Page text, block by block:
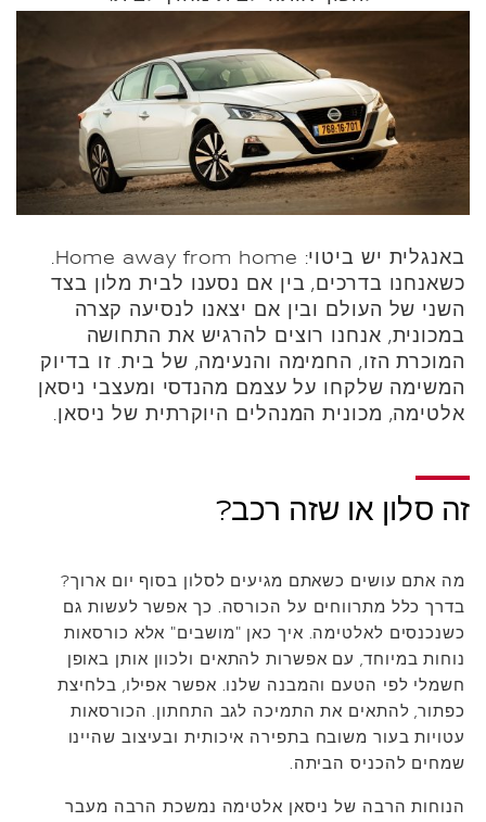
באנגלית יש ביטוי: Home away from home.
כשאנחנו בדרכים, בין אם נסענו לבית מלון בצד
השני של העולם ובין אם יצאנו לנסיעה קצרה
במכונית, אנחנו רוצים להרגיש את התחושה
המוכרת הזו, החמימה והנעימה, של בית. זו בדיוק
המשימה שלקחו על עצמם מהנדסי ומעצבי ניסאן
אלטימה, מכונית המנהלים היוקרתית של ניסאן.
זה סלון או שזה רכב?
מה אתם עושים כשאתם מגיעים לסלון בסוף יום ארוך?
בדרך כלל מתרווחים על הכורסה. כך אפשר לעשות גם
כשנכנסים לאלטימה. איך כאן "מושבים" אלא כורסאות
נוחות במיוחד, עם אפשרות להתאים ולכוון אותן באופן
חשמלי לפי הטעם והמבנה שלנו. אפשר אפילו, בלחיצת
כפתור, להתאים את התמיכה לגב התחתון. הכורסאות
עטויות בעור משובח בתפירה איכותית ובעיצוב שהיינו
שמחים להכניס הביתה.
הנוחות הרבה של ניסאן אלטימה נמשכת הרבה מעבר